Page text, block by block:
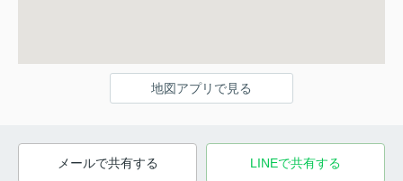
地図アプリで見る
メールで共有する LINEで共有する